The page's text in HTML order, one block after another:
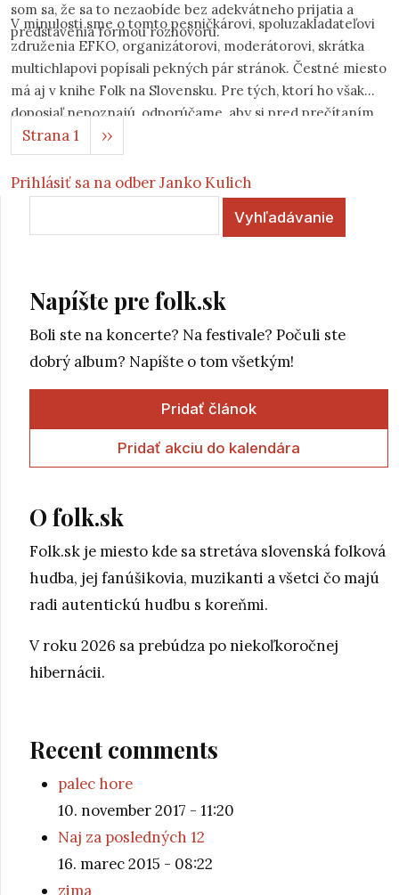
som sa, že sa to nezaobíde bez adekvátneho prijatia a
predstavenia formou rozhovoru.
V minulosti sme o tomto pesničkárovi, spoluzakladateľovi
združenia EFKO, organizátorovi, moderátorovi, skrátka
multichlapovi popísali pekných pár stránok. Čestné miesto
má aj v knihe Folk na Slovensku. Pre tých, ktorí ho však
doposiaľ nepoznajú, odporúčame, aby si pred prečítaním
rozhovoru najprv prečítali všetky súvisiace články,
umiestnené na spodku stránky.
Stránkovanie
Strana 1 Ďalšia strana
››
Prihlásiť sa na odber Janko Kulich
Napíšte pre folk.sk
Boli ste na koncerte? Na festivale? Počuli ste
dobrý album? Napíšte o tom všetkým!
Pridať článok
Pridať akciu do kalendára
O folk.sk
Folk.sk je miesto kde sa stretáva slovenská folková
hudba, jej fanúšikovia, muzikanti a všetci čo majú
radi autentickú hudbu s koreňmi.
V roku 2026 sa prebúdza po niekoľkoročnej
hibernácii.
Recent comments
palec hore
10. november 2017 - 11:20
Naj za posledných 12
16. marec 2015 - 08:22
zima